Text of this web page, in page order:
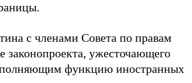
с членами Совета по правам
законопроекта, ужесточающего
функцию иностранных